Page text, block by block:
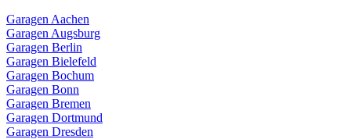
Garagen Aachen
Garagen Augsburg
Garagen Berlin
Garagen Bielefeld
Garagen Bochum
Garagen Bonn
Garagen Bremen
Garagen Dortmund
Garagen Dresden